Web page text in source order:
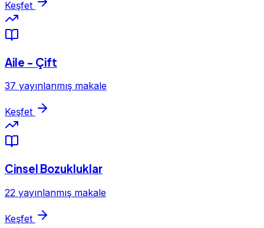
Keşfet
Aile - Çift
37 yayınlanmış makale
Keşfet
Cinsel Bozukluklar
22 yayınlanmış makale
Keşfet